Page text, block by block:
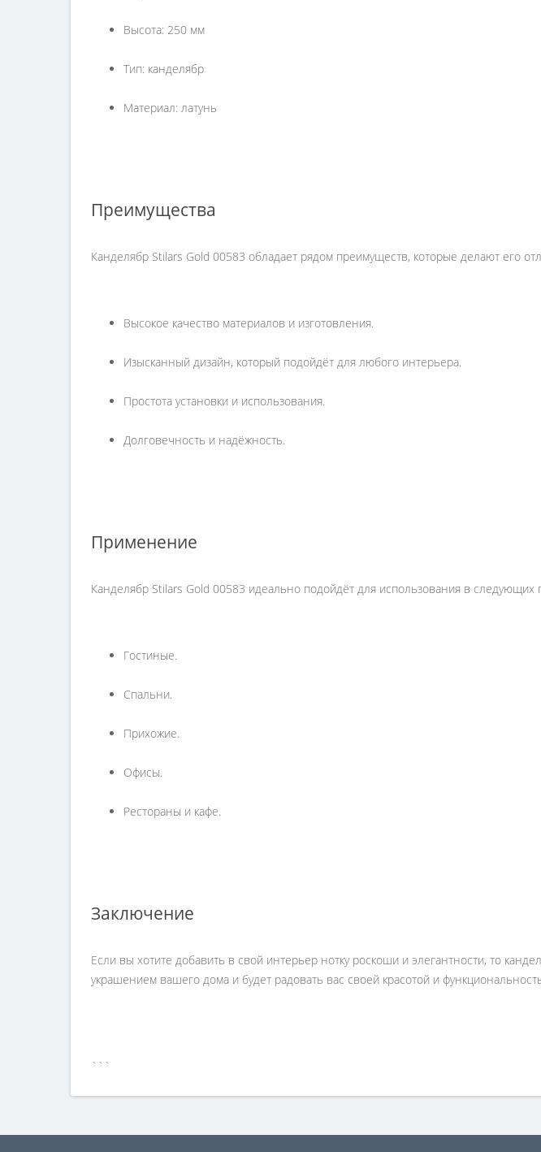
Высота: 250 мм
Тип: канделябр
Материал: латунь
Преимущества
Канделябр Stilars Gold 00583 обладает рядом преимуществ, которые делают его
Высокое качество материалов и изготовления.
Изысканный дизайн, который подойдёт для любого интерьера.
Простота установки и использования.
Долговечность и надёжность.
Применение
Канделябр Stilars Gold 00583 идеально подойдёт для использования в следующих
Гостиные.
Спальни.
Прихожие.
Офисы.
Рестораны и кафе.
Заключение
Если вы хотите добавить в свой интерьер нотку роскоши и элегантности, то
украшением вашего дома и будет радовать вас своей красотой и
```